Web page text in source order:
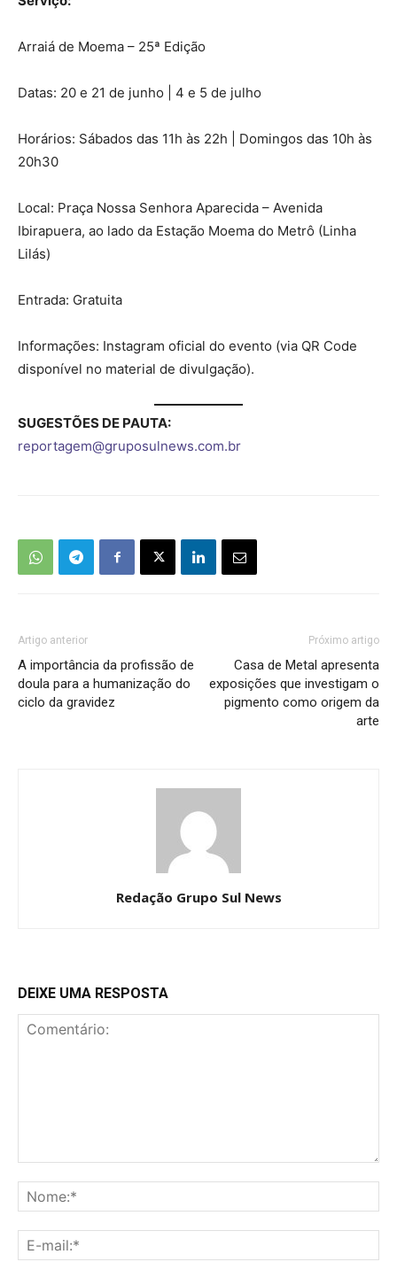
Arraiá de Moema – 25ª Edição
Datas: 20 e 21 de junho | 4 e 5 de julho
Horários: Sábados das 11h às 22h | Domingos das 10h às
20h30
Local: Praça Nossa Senhora Aparecida – Avenida
Ibirapuera, ao lado da Estação Moema do Metrô (Linha
Lilás)
Entrada: Gratuita
Informações: Instagram oficial do evento (via QR Code
disponível no material de divulgação).
SUGESTÕES DE PAUTA:
reportagem@gruposulnews.com.br
Artigo anterior
A importância da profissão de
doula para a humanização do
ciclo da gravidez
Próximo artigo
Casa de Metal apresenta
exposições que investigam o
pigmento como origem da
arte
Redação Grupo Sul News
DEIXE UMA RESPOSTA